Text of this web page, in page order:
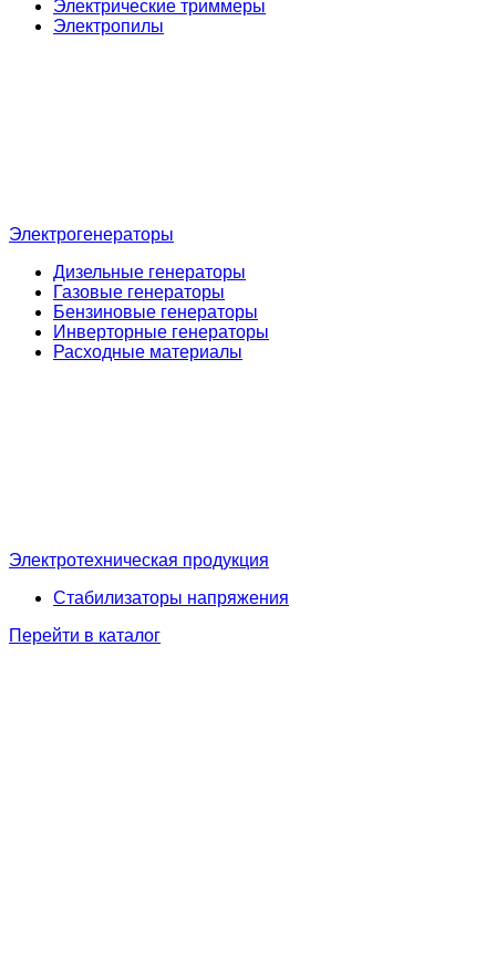
Электрические триммеры
Электропилы
Электрогенераторы
Дизельные генераторы
Газовые генераторы
Бензиновые генераторы
Инверторные генераторы
Расходные материалы
Электротехническая продукция
Стабилизаторы напряжения
Перейти в каталог